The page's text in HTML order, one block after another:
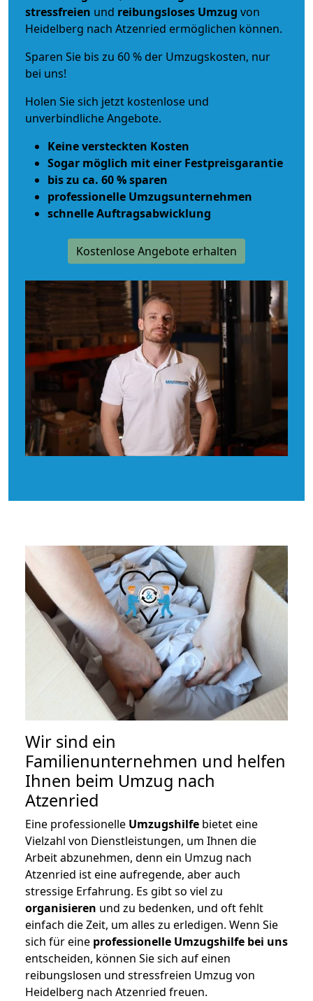
stressfreien und reibungsloses Umzug von
Heidelberg nach Atzenried ermöglichen können.
Sparen Sie bis zu 60 % der Umzugskosten, nur
bei uns!
Holen Sie sich jetzt kostenlose und
unverbindliche Angebote.
Keine versteckten Kosten
Sogar möglich mit einer Festpreisgarantie
bis zu ca. 60 % sparen
professionelle Umzugsunternehmen
schnelle Auftragsabwicklung
Kostenlose Angebote erhalten
Wir sind ein
Familienunternehmen und helfen
Ihnen beim Umzug nach
Atzenried
Eine professionelle Umzugshilfe bietet eine
Vielzahl von Dienstleistungen, um Ihnen die
Arbeit abzunehmen, denn ein Umzug nach
Atzenried ist eine aufregende, aber auch
stressige Erfahrung. Es gibt so viel zu
organisieren und zu bedenken, und oft fehlt
einfach die Zeit, um alles zu erledigen. Wenn Sie
sich für eine professionelle Umzugshilfe bei uns
entscheiden, können Sie sich auf einen
reibungslosen und stressfreien Umzug von
Heidelberg nach Atzenried freuen.